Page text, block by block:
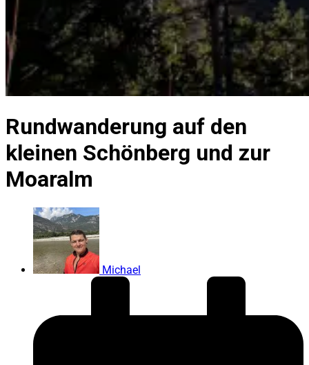
Rundwanderung auf den
kleinen Schönberg und zur
Moaralm
Michael